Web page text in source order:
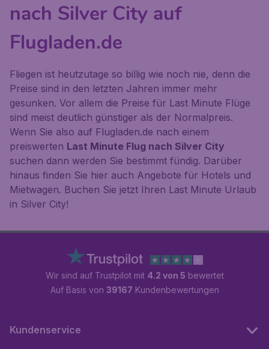
nach Silver City auf
Flugladen.de
Fliegen ist heutzutage so billig wie noch nie, denn die
Preise sind in den letzten Jahren immer mehr
gesunken. Vor allem die Preise für Last Minute Flüge
sind meist deutlich günstiger als der Normalpreis.
Wenn Sie also auf Flugladen.de nach einem
preiswerten Last Minute Flug nach Silver City
suchen dann werden Sie bestimmt fündig. Darüber
hinaus finden Sie hier auch Angebote für Hotels und
Mietwagen. Buchen Sie jetzt Ihren Last Minute Urlaub
in Silver City!
Wir sind auf Trustpilot mit 4.2 von 5 bewertet
Auf Basis von 39167 Kundenbewertungen
Kundenservice